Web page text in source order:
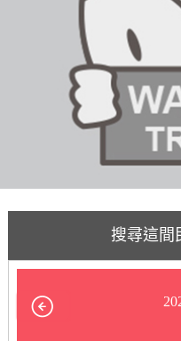
搜尋這間